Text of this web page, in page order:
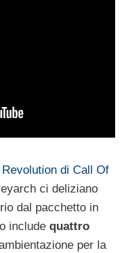
Revolution di Call Of
ci deliziano
dal pacchetto in
include quattro
per la